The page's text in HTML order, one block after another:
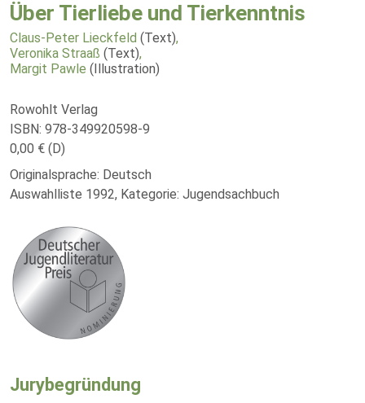
Über Tierliebe und Tierkenntnis
Claus-Peter Lieckfeld (Text),
Veronika Straaß (Text),
Margit Pawle (Illustration)
Rowohlt Verlag
ISBN: 978-349920598-9
0,00 € (D)
Originalsprache: Deutsch
Auswahlliste 1992, Kategorie: Jugendsachbuch
Jurybegründung